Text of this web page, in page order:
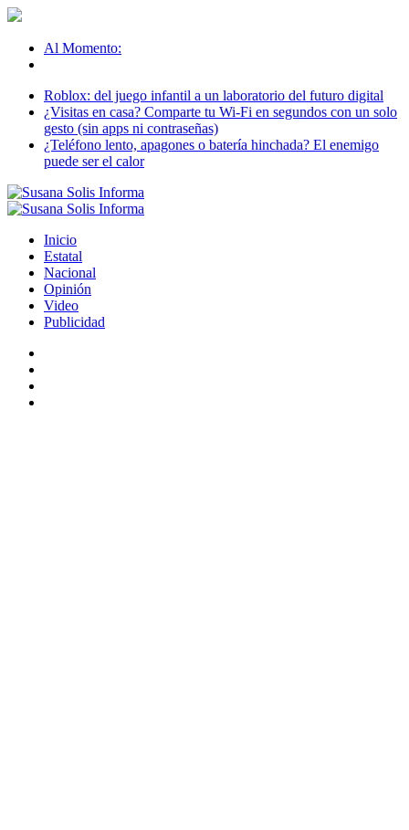
Al Momento:
Roblox: del juego infantil a un laboratorio del futuro digital
¿Visitas en casa? Comparte tu Wi-Fi en segundos con un solo
gesto (sin apps ni contraseñas)
¿Teléfono lento, apagones o batería hinchada? El enemigo
puede ser el calor
Inicio
Estatal
Nacional
Opinión
Video
Publicidad